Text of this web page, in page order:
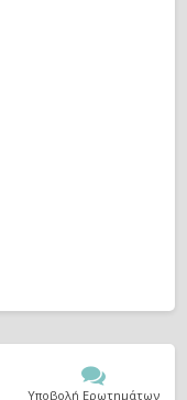
Υποβολή Ερωτημάτων